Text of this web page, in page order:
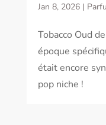
Jan 8, 2026|
Tobacco Oud
époque
était encore
pop niche !